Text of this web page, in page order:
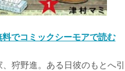
料でコミックシーモアで読む
狩野進。ある日彼のもとへ